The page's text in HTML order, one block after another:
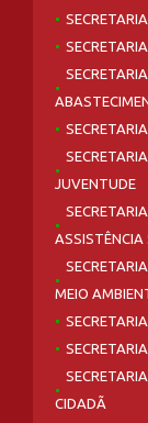
JUVENTUDE
ASSISTÊNCIA
MEIO
CIDADÃ